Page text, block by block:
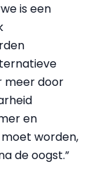
is een
meer door
en
worden,
de oogst.”